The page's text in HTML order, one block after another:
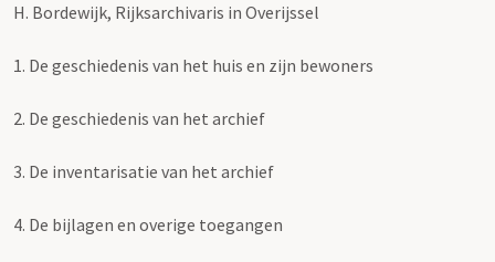
H. Bordewijk, Rijksarchivaris in Overijssel
1. De geschiedenis van het huis en zijn bewoners
2. De geschiedenis van het archief
3. De inventarisatie van het archief
4. De bijlagen en overige toegangen